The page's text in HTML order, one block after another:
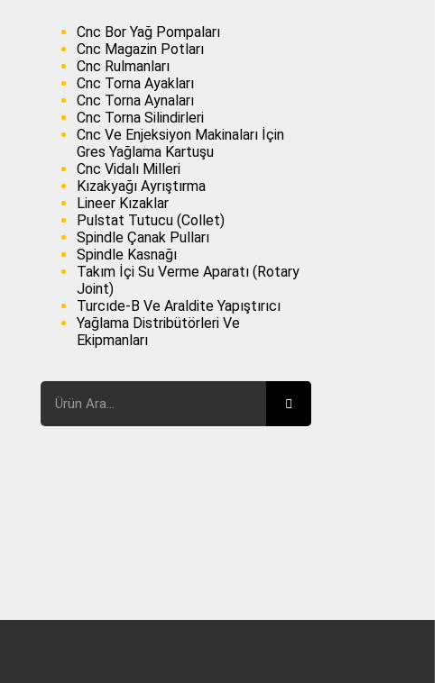
Cnc Bor Yağ Pompaları
Cnc Magazin Potları
Cnc Rulmanları
Cnc Torna Ayakları
Cnc Torna Aynaları
Cnc Torna Silindirleri
Cnc Ve Enjeksiyon Makinaları İçin
Gres Yağlama Kartuşu
Cnc Vidalı Milleri
Kızakyağı Ayrıştırma
Lineer Kızaklar
Pulstat Tutucu (Collet)
Spindle Çanak Pulları
Spindle Kasnağı
Takım İçi Su Verme Aparatı (Rotary
Joint)
Turcıde-B Ve Araldite Yapıştırıcı
Yağlama Distribütörleri Ve
Ekipmanları